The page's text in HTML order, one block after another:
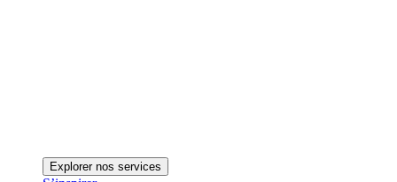
Explorer nos services